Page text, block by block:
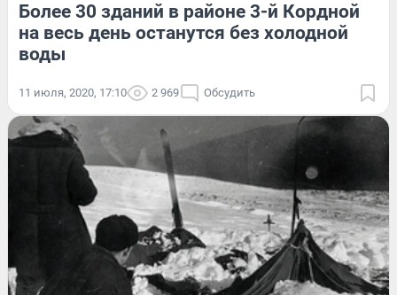
Более 30 зданий в районе 3-й Кордной
на весь день останутся без холодной
воды
11 июля, 2020, 17:10 2 969 Обсудить